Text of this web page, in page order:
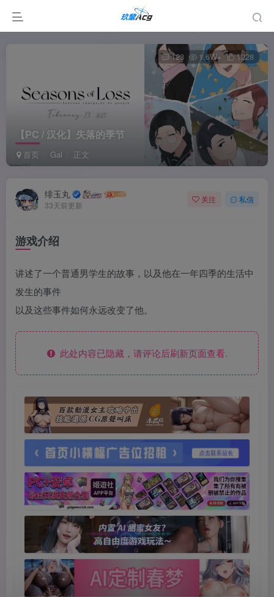
【PC / 汉化】失落的季节
首页 Gal 正文
128 1.6W+ 1228
绯玉丸
33天前更新
关注 私信
游戏介绍
讲述了一个普通男学生的故事，以及他在一年四季的生活中
发生的事件
以及这些事件如何永远改变了他。
此处内容已隐藏，请评论后刷新页面查看.